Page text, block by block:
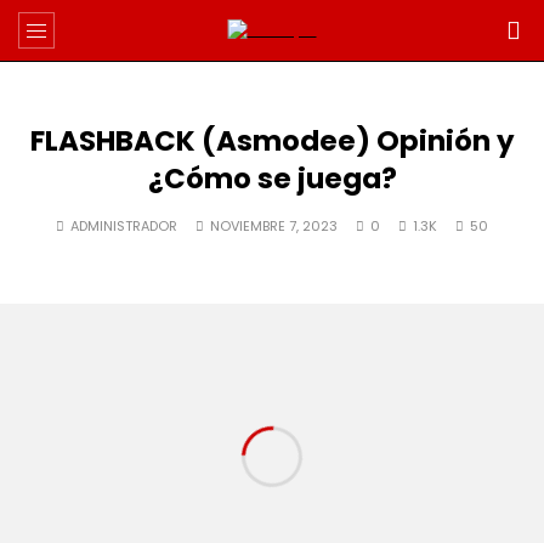
FLASHBACK (Asmodee) Opinión y
¿Cómo se juega?
ADMINISTRADOR NOVIEMBRE 7, 2023 0 1.3K 50